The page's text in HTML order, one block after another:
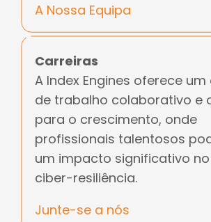
A Nossa Equipa
Carreiras
A Index Engines oferece
de trabalho colaborativo e
para o crescimento, onde
profissionais talentosos
um impacto significativo
ciber-resiliência.
Junte-se a nós